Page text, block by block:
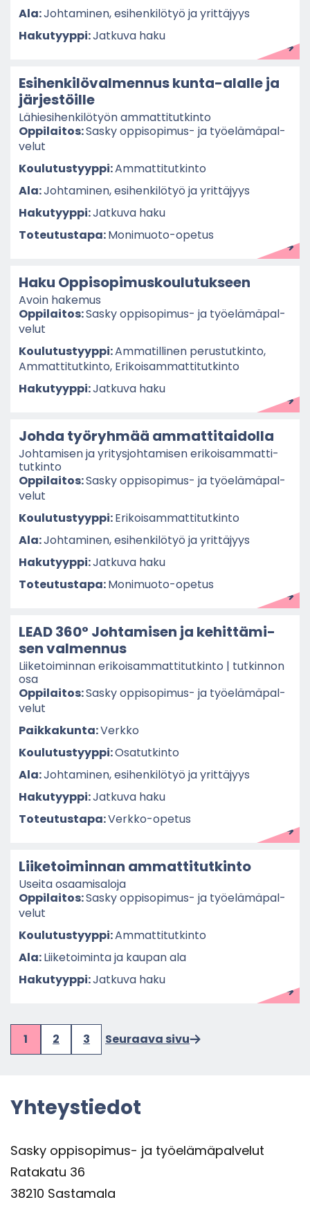
Ala:Joh­ta­mi­nen, esi­hen­ki­lö­työ ja yrit­tä­jyys
Ha­ku­tyyp­pi:Jat­ku­va haku
Esi­hen­ki­lö­val­men­nus kunta-​alalle ja
jär­jes­töil­le
Lä­hie­si­hen­ki­lö­työn am­mat­ti­tut­kin­to
Op­pi­lai­tos:Sasky oppisopimus-​ ja työ­elä­mä­pal­
ve­lut
Kou­lu­tus­tyyp­pi:Am­mat­ti­tut­kin­to
Ala:Joh­ta­mi­nen, esi­hen­ki­lö­työ ja yrit­tä­jyys
Ha­ku­tyyp­pi:Jat­ku­va haku
To­teu­tus­ta­pa:Monimuoto-​opetus
Haku Op­pi­so­pi­mus­kou­lu­tuk­seen
Avoin ha­ke­mus
Op­pi­lai­tos:Sasky oppisopimus-​ ja työ­elä­mä­pal­
ve­lut
Kou­lu­tus­tyyp­pi:Am­ma­til­li­nen pe­rus­tut­kin­to,
Am­mat­ti­tut­kin­to, Eri­koi­sam­mat­ti­tut­kin­to
Ha­ku­tyyp­pi:Jat­ku­va haku
Johda työ­ryh­mää am­mat­ti­tai­dol­la
Joh­ta­mi­sen ja yri­tys­joh­ta­mi­sen eri­koi­sam­mat­ti­
tut­kin­to
Op­pi­lai­tos:Sasky oppisopimus-​ ja työ­elä­mä­pal­
ve­lut
Kou­lu­tus­tyyp­pi:Eri­koi­sam­mat­ti­tut­kin­to
Ala:Joh­ta­mi­nen, esi­hen­ki­lö­työ ja yrit­tä­jyys
Ha­ku­tyyp­pi:Jat­ku­va haku
To­teu­tus­ta­pa:Monimuoto-​opetus
LEAD 360° Joh­ta­mi­sen ja ke­hit­tä­mi­
sen val­men­nus
Lii­ke­toi­min­nan eri­koi­sam­mat­ti­tut­kin­to | tut­kin­non
osa
Op­pi­lai­tos:Sasky oppisopimus-​ ja työ­elä­mä­pal­
ve­lut
Paik­ka­kun­ta:Verk­ko
Kou­lu­tus­tyyp­pi:Osa­tut­kin­to
Ala:Joh­ta­mi­nen, esi­hen­ki­lö­työ ja yrit­tä­jyys
Ha­ku­tyyp­pi:Jat­ku­va haku
To­teu­tus­ta­pa:Verkko-​opetus
Lii­ke­toi­min­nan am­mat­ti­tut­kin­to
Usei­ta osaa­mi­sa­lo­ja
Op­pi­lai­tos:Sasky oppisopimus-​ ja työ­elä­mä­pal­
ve­lut
Kou­lu­tus­tyyp­pi:Am­mat­ti­tut­kin­to
Ala:Lii­ke­toi­min­ta ja kau­pan ala
Ha­ku­tyyp­pi:Jat­ku­va haku
1 2 3 Seu­raa­va sivu
Yh­teys­tie­dot
Sasky oppisopimus-​ ja työ­elä­mä­pal­ve­lut
Ra­ta­ka­tu 36
38210 Sas­ta­ma­la